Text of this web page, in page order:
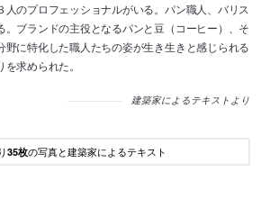
人のプロフェッショナルがいる。パン職人、バリス
。ブランドの主役となるパンと豆（コーヒー）、そ
野に特化した職人たちの姿が生き生きと感じられる
求められた。
建築家によるテキストより
35枚の写真と建築家によるテキスト